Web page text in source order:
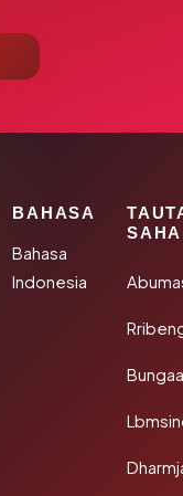
BAHASA
Bahasa
Indonesia